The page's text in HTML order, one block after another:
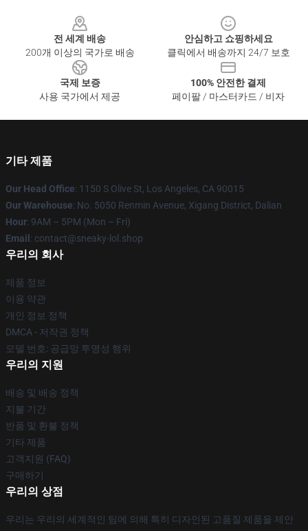
전 세계 배송
200개 이상의 국가로 배송
안심하고 쇼핑하세요
클릭에서 배송까지 24/7 보호
국제 보증
사용 국가에서 제공
100% 안전한 결제
페이팔 / 마스터카드 / 비자
기타 제품
Our Head Office: 1150 S Olive St, Los Angeles, CA 90015
Our Warehouse: No. 5050 Renmin Avenue, Xigang District, Dalian
Hour: 9AM – 5PM (Mon – Fri)
Email : contact@sneaky-lol.shop
우리의 회사
제품 정보
이용 약관
개인 정보 정책
DMCA - 저작권 정책
모델 번호: 공급망 투명성 행위
우리의 지원
배송 및 배송 정책
지불 기간
반품 및 환불 정책
기타 제품
고객지원 (FAQ)
구매하기
우리의 상점
우리는 우리의 세계적인 팀에 의해 특히 디자인된 고품질 제품을 제안